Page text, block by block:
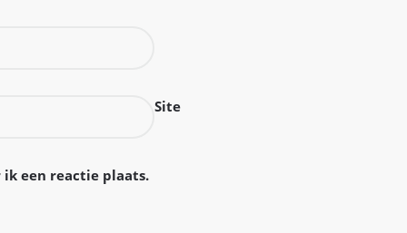
Site
ik een reactie plaats.